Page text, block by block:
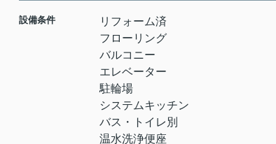
設備条件
リフォーム済
フローリング
バルコニー
エレベーター
駐輪場
システムキッチン
バス・トイレ別
温水洗浄便座